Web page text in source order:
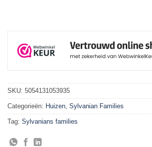
SKU: 5054131053935
Categorieën: Huizen, Sylvanian Families
Tag: Sylvanians families